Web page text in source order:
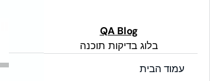
Global Side Menu
Width
Placeholder
QA Blog
בלוג בדיקות תוכנה
עמוד הבית